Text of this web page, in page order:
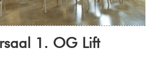
1. OG Lift